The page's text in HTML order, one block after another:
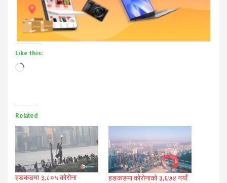
Like this:
Loading…
Related
हङकङमा ३,८०५ कोरोना
हङकङमा कोरोनाको ३,६७४ नयाँ